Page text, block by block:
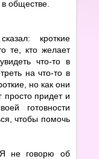
обществе.
кроткие
те, кто желает
что-то в
на что-то в
но как они
придет и
готовности
чтобы помочь
не говорю об